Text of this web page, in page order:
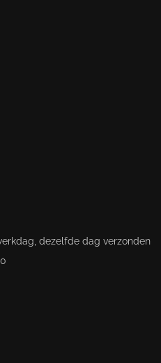
dezelfde dag verzonden